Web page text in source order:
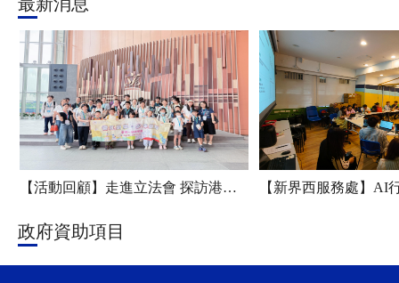
【活動回顧】走進立法會 探訪港科大——新家園協會「香江研學・少年探知」香港一日團圓滿舉行
政府資助項目